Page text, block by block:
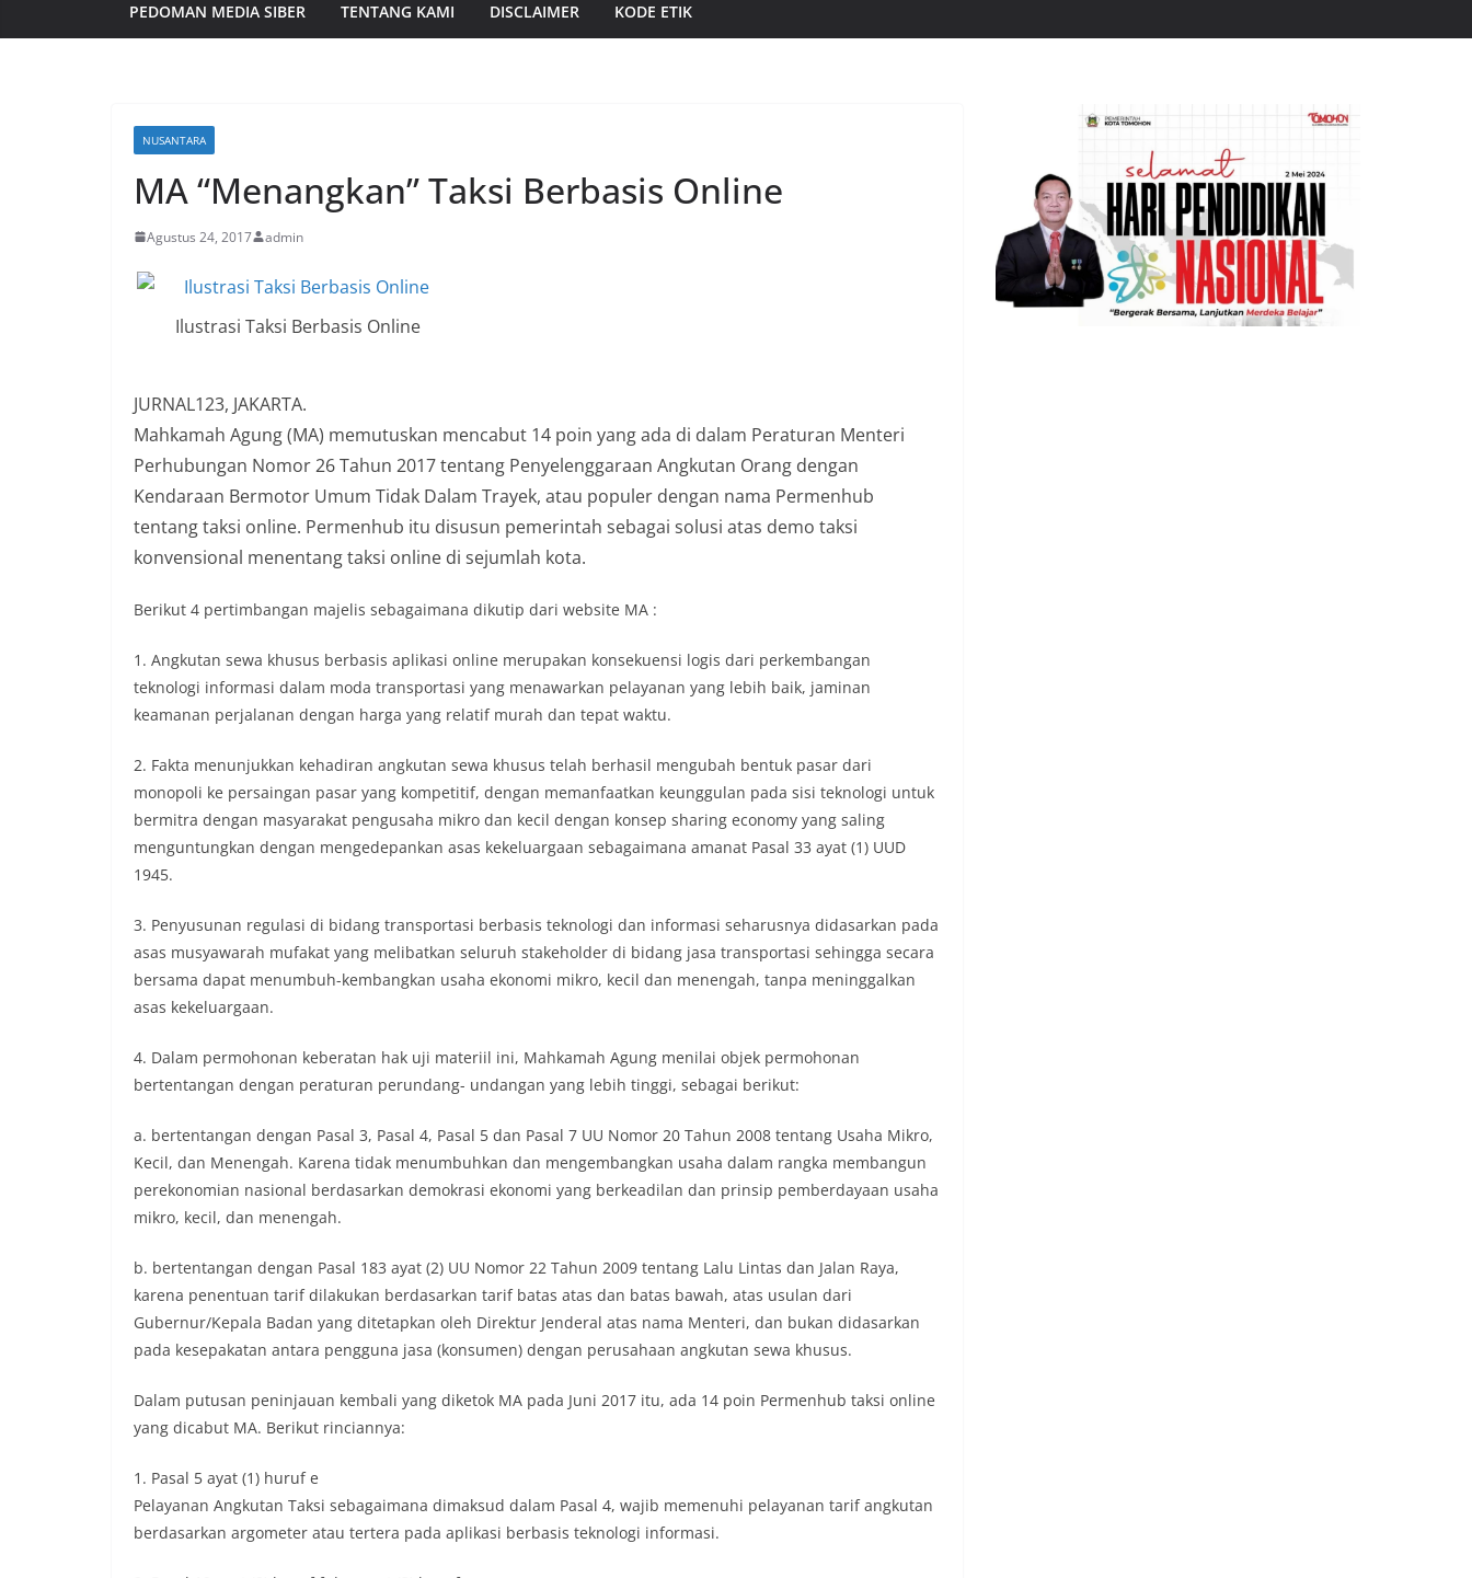
PEDOMAN MEDIA SIBER TENTANG KAMI DISCLAIMER KODE ETIK
NUSANTARA
MA “Menangkan” Taksi Berbasis Online
Agustus 24, 2017 admin
Ilustrasi Taksi Berbasis Online
JURNAL123, JAKARTA.
Mahkamah Agung (MA) memutuskan mencabut 14 poin yang ada di dalam Peraturan Menteri
Perhubungan Nomor 26 Tahun 2017 tentang Penyelenggaraan Angkutan Orang dengan
Kendaraan Bermotor Umum Tidak Dalam Trayek, atau populer dengan nama Permenhub
tentang taksi online. Permenhub itu disusun pemerintah sebagai solusi atas demo taksi
konvensional menentang taksi online di sejumlah kota.
Berikut 4 pertimbangan majelis sebagaimana dikutip dari website MA :
1. Angkutan sewa khusus berbasis aplikasi online merupakan konsekuensi logis dari perkembangan
teknologi informasi dalam moda transportasi yang menawarkan pelayanan yang lebih baik, jaminan
keamanan perjalanan dengan harga yang relatif murah dan tepat waktu.
2. Fakta menunjukkan kehadiran angkutan sewa khusus telah berhasil mengubah bentuk pasar dari
monopoli ke persaingan pasar yang kompetitif, dengan memanfaatkan keunggulan pada sisi teknologi untuk
bermitra dengan masyarakat pengusaha mikro dan kecil dengan konsep sharing economy yang saling
menguntungkan dengan mengedepankan asas kekeluargaan sebagaimana amanat Pasal 33 ayat (1) UUD
1945.
3. Penyusunan regulasi di bidang transportasi berbasis teknologi dan informasi seharusnya didasarkan pada
asas musyawarah mufakat yang melibatkan seluruh stakeholder di bidang jasa transportasi sehingga secara
bersama dapat menumbuh-kembangkan usaha ekonomi mikro, kecil dan menengah, tanpa meninggalkan
asas kekeluargaan.
4. Dalam permohonan keberatan hak uji materiil ini, Mahkamah Agung menilai objek permohonan
bertentangan dengan peraturan perundang- undangan yang lebih tinggi, sebagai berikut:
a. bertentangan dengan Pasal 3, Pasal 4, Pasal 5 dan Pasal 7 UU Nomor 20 Tahun 2008 tentang Usaha Mikro,
Kecil, dan Menengah. Karena tidak menumbuhkan dan mengembangkan usaha dalam rangka membangun
perekonomian nasional berdasarkan demokrasi ekonomi yang berkeadilan dan prinsip pemberdayaan usaha
mikro, kecil, dan menengah.
b. bertentangan dengan Pasal 183 ayat (2) UU Nomor 22 Tahun 2009 tentang Lalu Lintas dan Jalan Raya,
karena penentuan tarif dilakukan berdasarkan tarif batas atas dan batas bawah, atas usulan dari
Gubernur/Kepala Badan yang ditetapkan oleh Direktur Jenderal atas nama Menteri, dan bukan didasarkan
pada kesepakatan antara pengguna jasa (konsumen) dengan perusahaan angkutan sewa khusus.
Dalam putusan peninjauan kembali yang diketok MA pada Juni 2017 itu, ada 14 poin Permenhub taksi online
yang dicabut MA. Berikut rinciannya:
1. Pasal 5 ayat (1) huruf e
Pelayanan Angkutan Taksi sebagaimana dimaksud dalam Pasal 4, wajib memenuhi pelayanan tarif angkutan
berdasarkan argometer atau tertera pada aplikasi berbasis teknologi informasi.